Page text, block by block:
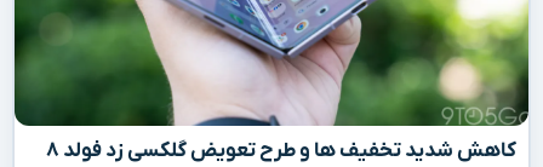
کاهش شدید تخفیف‌ ها و طرح تعویض گلکسی زد فولد ۸